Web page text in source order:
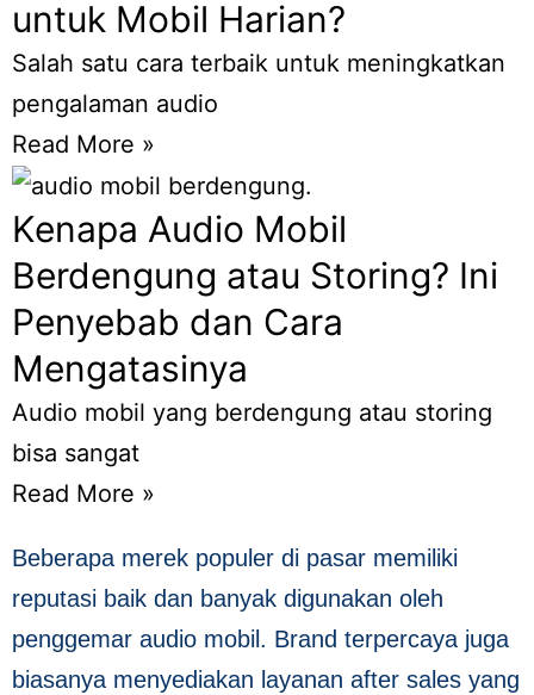
untuk Mobil Harian?
Salah satu cara terbaik untuk meningkatkan
pengalaman audio
Read More »
Kenapa Audio Mobil
Berdengung atau Storing? Ini
Penyebab dan Cara
Mengatasinya
Audio mobil yang berdengung atau storing
bisa sangat
Read More »
Beberapa merek populer di pasar memiliki
reputasi baik dan banyak digunakan oleh
penggemar audio mobil. Brand terpercaya juga
biasanya menyediakan layanan after sales yang